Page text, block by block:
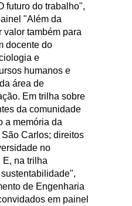
futuro do trabalho",
"Além da
valor também para
docente do
e
humanos e
área de
Em trilha sobre
da comunidade
a memória da
Carlos; direitos
no
E, na trilha
de Engenharia
em painel